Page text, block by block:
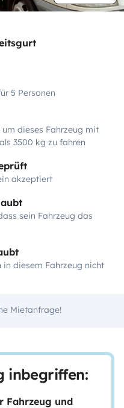
5 Personen
um dieses Fahrzeug mit
3500 kg zu fahren
akzeptiert
sein Fahrzeug das
diesem Fahrzeug nicht
Mietanfrage!
inbegriffen:
Fahrzeug und